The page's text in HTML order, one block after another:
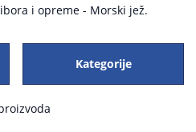
i opreme - Morski jež.
Kategorije